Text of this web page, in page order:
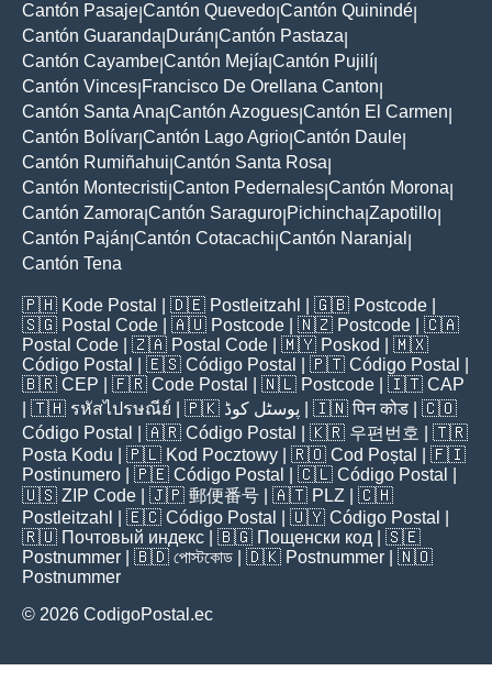
Cantón Pasaje Cantón Quevedo Cantón Quinindé
Cantón Guaranda Durán Cantón Pastaza
Cantón Cayambe Cantón Mejía Cantón Pujilí
Cantón Vinces Francisco De Orellana Canton
Cantón Santa Ana Cantón Azogues Cantón El Carmen
Cantón Bolívar Cantón Lago Agrio Cantón Daule
Cantón Rumiñahui Cantón Santa Rosa
Cantón Montecristi Canton Pedernales Cantón Morona
Cantón Zamora Cantón Saraguro Pichincha Zapotillo
Cantón Paján Cantón Cotacachi Cantón Naranjal
Cantón Tena
🇵🇭 Kode Postal | 🇩🇪 Postleitzahl | 🇬🇧 Postcode
🇸🇬 Postal Code | 🇦🇺 Postcode | 🇳🇿 Postcode | 🇨🇦
Postal Code | 🇿🇦 Postal Code | 🇲🇾 Poskod
| 🇲🇽
Código Postal
| 🇪🇸 Código Postal | 🇵🇹 Código Postal
🇧🇷 CEP | 🇫🇷 Code Postal | 🇳🇱 Postcode | 🇮🇹 CAP
| 🇹🇭 รหัสไปรษณีย์ | 🇵🇰 پوسٹل کوڈ | 🇮🇳पिन कोड | 🇨🇴
Código Postal
| 🇦🇷 Código Postal | 🇰🇷 우편번호
| 🇹🇷
Posta Kodu | 🇵🇱 Kod Pocztowy | 🇷🇴 Cod Poștal
| 🇫🇮
Postinumero | 🇵🇪 Código Postal | 🇨🇱 Código Postal
🇺🇸 ZIP Code | 🇯🇵 郵便番号 | 🇦🇹 PLZ | 🇨🇭
Postleitzahl
| 🇪🇨 Código Postal | 🇺🇾 Código Postal
🇷🇺 Почтовый индекс | 🇧🇬 Пощенски код | 🇸🇪
Postnummer | 🇧🇩 পোস্টকোড | 🇩🇰 Postnummer | 🇳🇴
Postnummer
© 2026 CodigoPostal.ec